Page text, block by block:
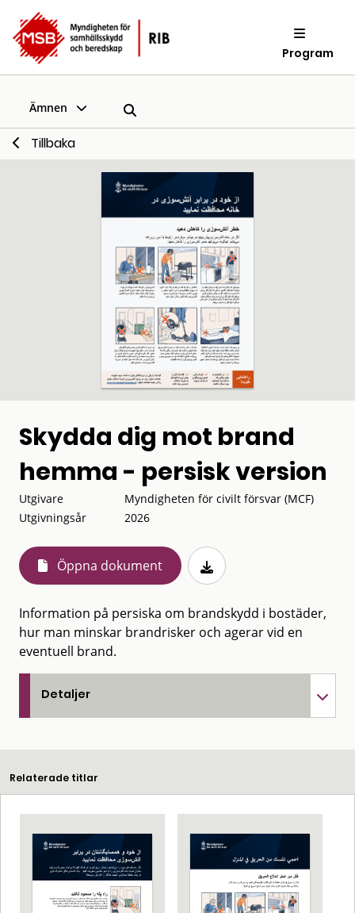
Program
Ämnen
Tillbaka
Skydda dig mot brand
hemma - persisk version
Utgivare
Myndigheten för civilt försvar (MCF)
Utgivningsår
2026
Öppna dokument
Information på persiska om brandskydd i bostäder,
hur man minskar brandrisker och agerar vid en
eventuell brand.
Detaljer
Relaterade titlar